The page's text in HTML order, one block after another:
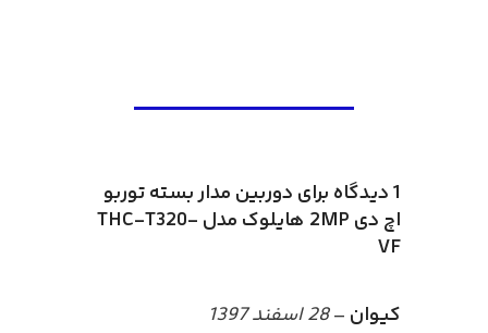
1 دیدگاه برای
دوربین مدار بسته توربو
اچ دی 2MP هایلوک مدل THC-T320-
VF
کیوان –28 اسفند 1397